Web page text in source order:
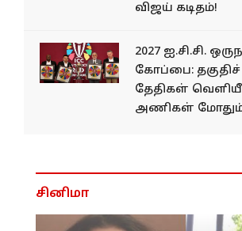
விஜய் கடிதம்!
2027 ஐ.சி.சி.
கோப்பை: தகுதிச்
தேதிகள்
அணிகள்
சினிமா